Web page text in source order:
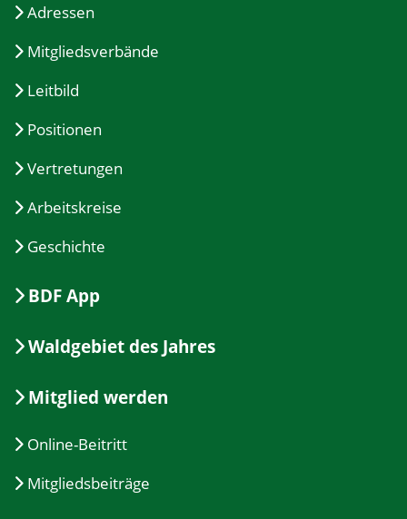
Adressen
Mitgliedsverbände
Leitbild
Positionen
Vertretungen
Arbeitskreise
Geschichte
BDF App
Waldgebiet des Jahres
Mitglied werden
Online-Beitritt
Mitgliedsbeiträge